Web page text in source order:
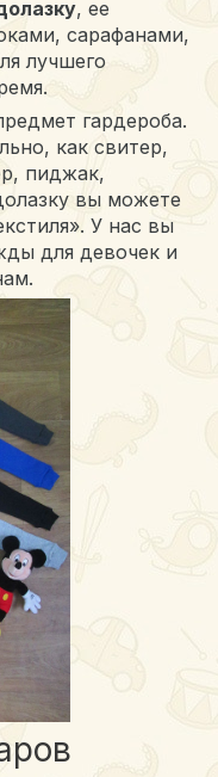
, ее
сарафанами,
лучшего
гардероба.
как свитер,
пиджак,
вы можете
У нас вы
для девочек и